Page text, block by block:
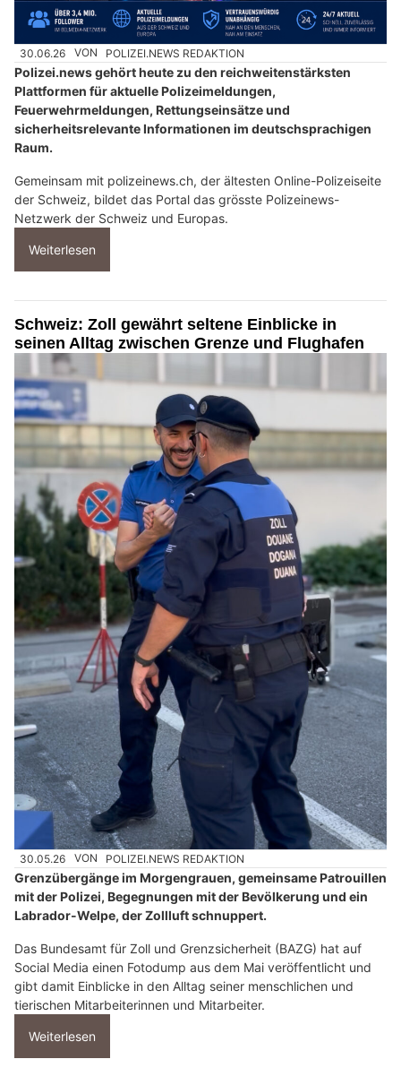
30.06.26 VON POLIZEI.NEWS REDAKTION
Polizei.news gehört heute zu den reichweitenstärksten
Plattformen für aktuelle Polizeimeldungen,
Feuerwehrmeldungen, Rettungseinsätze und
sicherheitsrelevante Informationen im deutschsprachigen
Raum.
Gemeinsam mit polizeinews.ch, der ältesten Online-Polizeiseite
der Schweiz, bildet das Portal das grösste Polizeinews-
Netzwerk der Schweiz und Europas.
Weiterlesen
Schweiz: Zoll gewährt seltene Einblicke in
seinen Alltag zwischen Grenze und Flughafen
30.05.26 VON POLIZEI.NEWS REDAKTION
Grenzübergänge im Morgengrauen, gemeinsame Patrouillen
mit der Polizei, Begegnungen mit der Bevölkerung und ein
Labrador-Welpe, der Zollluft schnuppert.
Das Bundesamt für Zoll und Grenzsicherheit (BAZG) hat auf
Social Media einen Fotodump aus dem Mai veröffentlicht und
gibt damit Einblicke in den Alltag seiner menschlichen und
tierischen Mitarbeiterinnen und Mitarbeiter.
Weiterlesen